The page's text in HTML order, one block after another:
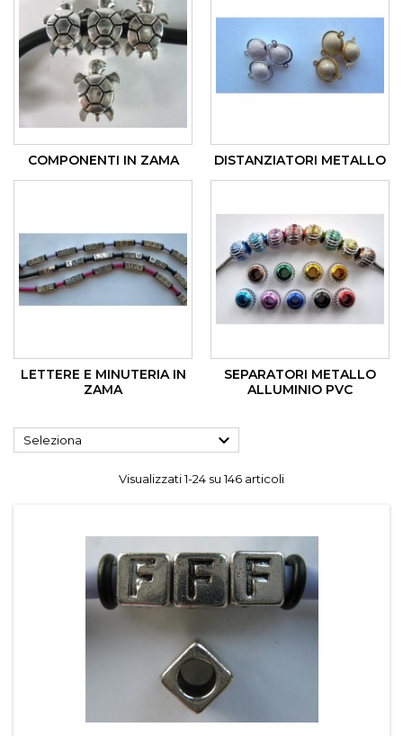
COMPONENTI IN ZAMA DISTANZIATORI METALLO
LETTERE E MINUTERIA IN
ZAMA
SEPARATORI METALLO
ALLUMINIO PVC
Seleziona 
Visualizzati 1-24 su 146 articoli